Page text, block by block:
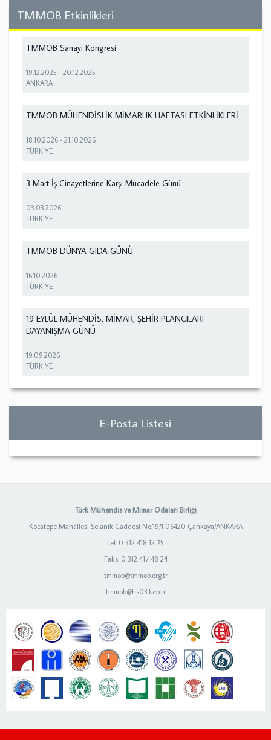
TMMOB Etkinlikleri
TMMOB Sanayi Kongresi
19.12.2025 -20.12.2025
ANKARA
TMMOB MÜHENDİSLİK MİMARLIK HAFTASI ETKİNLİKLERİ
18.10.2026 -21.10.2026
TÜRKİYE
3 Mart İş Cinayetlerine Karşı Mücadele Günü
03.03.2026
TÜRKİYE
TMMOB DÜNYA GIDA GÜNÜ
16.10.2026
TÜRKİYE
19 EYLÜL MÜHENDİS, MİMAR, ŞEHİR PLANCILARI
DAYANIŞMA GÜNÜ
19.09.2026
TÜRKİYE
E-Posta Listesi
Türk Mühendis ve Mimar Odaları Birliği
Kocatepe Mahallesi Selanik Caddesi No:19/1 06420 Çankaya/ANKARA
Tel: 0 312 418 12 75
Faks: 0 312 417 48 24
tmmob@tmmob.org.tr
tmmob@hs03.kep.tr